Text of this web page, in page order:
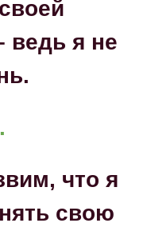
ведь я не
что я
свою